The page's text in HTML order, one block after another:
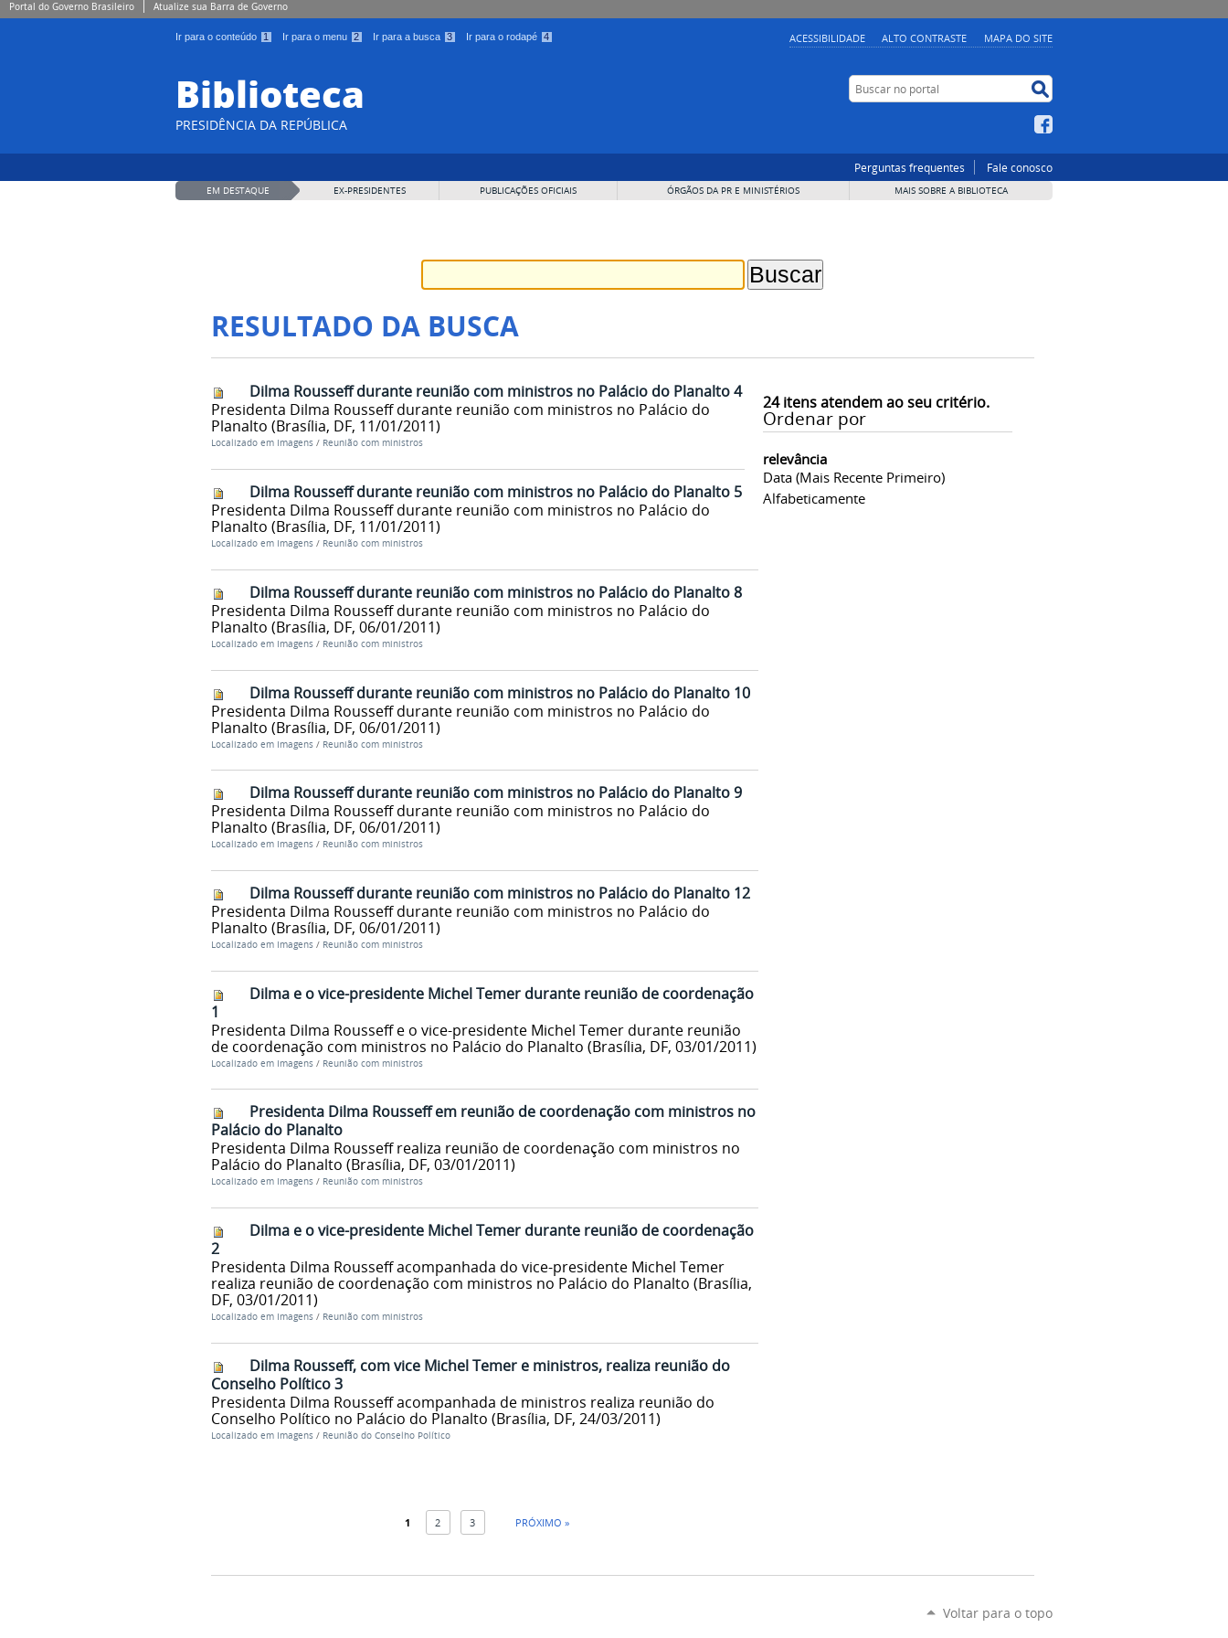
Portal do Governo Brasileiro Atualize sua Barra de Governo
Ir para o conteúdo 1 Ir para o menu 2 Ir para a busca 3 Ir para o rodapé 4 ACESSIBILIDADE ALTO CONTRASTE MAPA DO SITE
Biblioteca
PRESIDÊNCIA DA REPÚBLICA
Buscar no portal
Perguntas frequentes Fale conosco
EM DESTAQUE EX-PRESIDENTES PUBLICAÇÕES OFICIAIS ÓRGÃOS DA PR E MINISTÉRIOS MAIS SOBRE A BIBLIOTECA
RESULTADO DA BUSCA
24itens atendem ao seu critério.
Ordenar por
relevância
Data (mais Recente Primeiro)
Alfabeticamente
Dilma Rousseff durante reunião com ministros no Palácio do Planalto 4
Presidenta Dilma Rousseff durante reunião com ministros no Palácio do
Planalto (Brasília, DF, 11/01/2011)
Localizado em Imagens / Reunião com ministros
Dilma Rousseff durante reunião com ministros no Palácio do Planalto 5
Presidenta Dilma Rousseff durante reunião com ministros no Palácio do
Planalto (Brasília, DF, 11/01/2011)
Localizado em Imagens / Reunião com ministros
Dilma Rousseff durante reunião com ministros no Palácio do Planalto 8
Presidenta Dilma Rousseff durante reunião com ministros no Palácio do
Planalto (Brasília, DF, 06/01/2011)
Localizado em Imagens / Reunião com ministros
Dilma Rousseff durante reunião com ministros no Palácio do Planalto 10
Presidenta Dilma Rousseff durante reunião com ministros no Palácio do
Planalto (Brasília, DF, 06/01/2011)
Localizado em Imagens / Reunião com ministros
Dilma Rousseff durante reunião com ministros no Palácio do Planalto 9
Presidenta Dilma Rousseff durante reunião com ministros no Palácio do
Planalto (Brasília, DF, 06/01/2011)
Localizado em Imagens / Reunião com ministros
Dilma Rousseff durante reunião com ministros no Palácio do Planalto 12
Presidenta Dilma Rousseff durante reunião com ministros no Palácio do
Planalto (Brasília, DF, 06/01/2011)
Localizado em Imagens / Reunião com ministros
Dilma e o vice-presidente Michel Temer durante reunião de coordenação
1
Presidenta Dilma Rousseff e o vice-presidente Michel Temer durante reunião
de coordenação com ministros no Palácio do Planalto (Brasília, DF, 03/01/2011)
Localizado em Imagens / Reunião com ministros
Presidenta Dilma Rousseff em reunião de coordenação com ministros no
Palácio do Planalto
Presidenta Dilma Rousseff realiza reunião de coordenação com ministros no
Palácio do Planalto (Brasília, DF, 03/01/2011)
Localizado em Imagens / Reunião com ministros
Dilma e o vice-presidente Michel Temer durante reunião de coordenação
2
Presidenta Dilma Rousseff acompanhada do vice-presidente Michel Temer
realiza reunião de coordenação com ministros no Palácio do Planalto (Brasília,
DF, 03/01/2011)
Localizado em Imagens / Reunião com ministros
Dilma Rousseff, com vice Michel Temer e ministros, realiza reunião do
Conselho Político 3
Presidenta Dilma Rousseff acompanhada de ministros realiza reunião do
Conselho Político no Palácio do Planalto (Brasília, DF, 24/03/2011)
Localizado em Imagens / Reunião do Conselho Político
1 2 3 PRÓXIMO »
Voltar para o topo